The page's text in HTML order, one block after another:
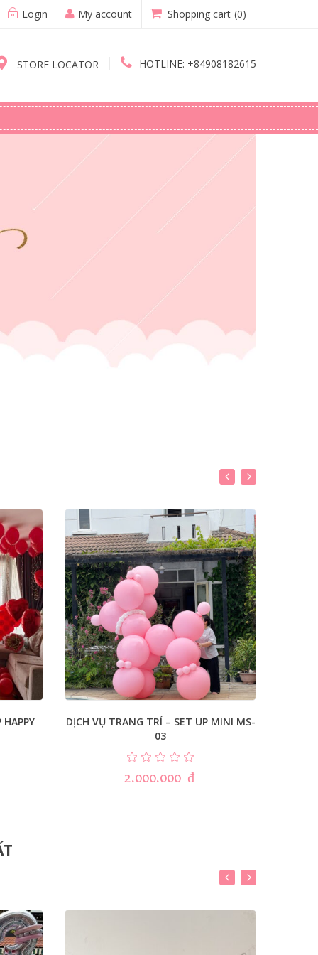
Login My account Shopping cart (0)
STORE LOCATOR HOTLINE: +84908182615
DỊCH VỤ TRANG TRÍ – SET UP MINI MS-
03
2.000.000 ₫